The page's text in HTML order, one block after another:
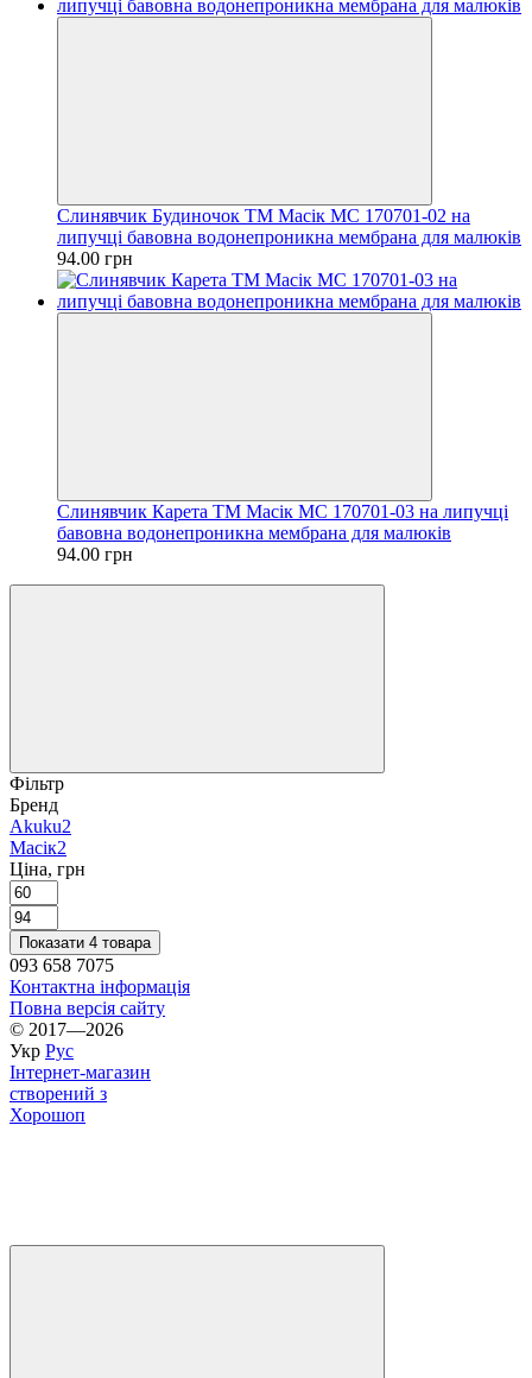
Слинявчик Будиночок ТМ Масік МС 170701-02 на
липучці бавовна водонепроникна мембрана для малюків
94.00 грн
Слинявчик Карета ТМ Масік МС 170701-03 на липучці
бавовна водонепроникна мембрана для малюків
94.00 грн
Фільтр
Бренд
Akuku2
Масік2
Ціна, грн
Показати 4 товара
093 658 7075
Контактна інформація
Повна версія сайту
© 2017—2026
Укр Рус
Інтернет-магазин
створений з
Хорошоп